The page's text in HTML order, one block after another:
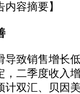
容摘要】
致销售增长
，二季度收入
双汇、贝因